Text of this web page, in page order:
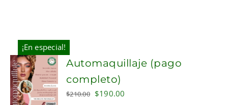
¡En especial!
CART
Automaquillaje (pago
completo)
$210.00 Original
$190.00